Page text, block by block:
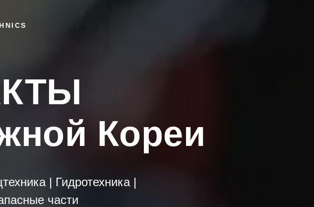
Кореи
| Гидротехника |
части